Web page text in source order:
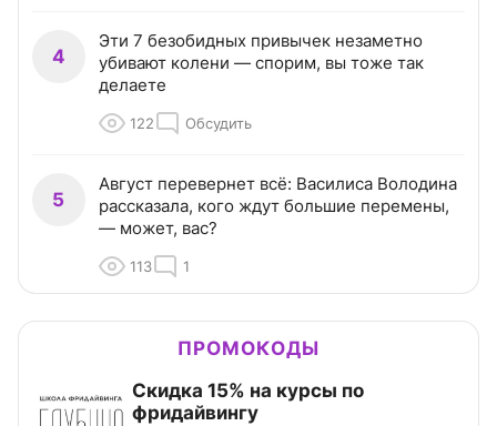
4
Эти 7 безобидных привычек незаметно
убивают колени — спорим, вы тоже так
делаете
122 Обсудить
5
Август перевернет всё: Василиса Володина
рассказала, кого ждут большие перемены,
— может, вас?
113 1
ПРОМОКОДЫ
Скидка 15% на курсы по
фридайвингу